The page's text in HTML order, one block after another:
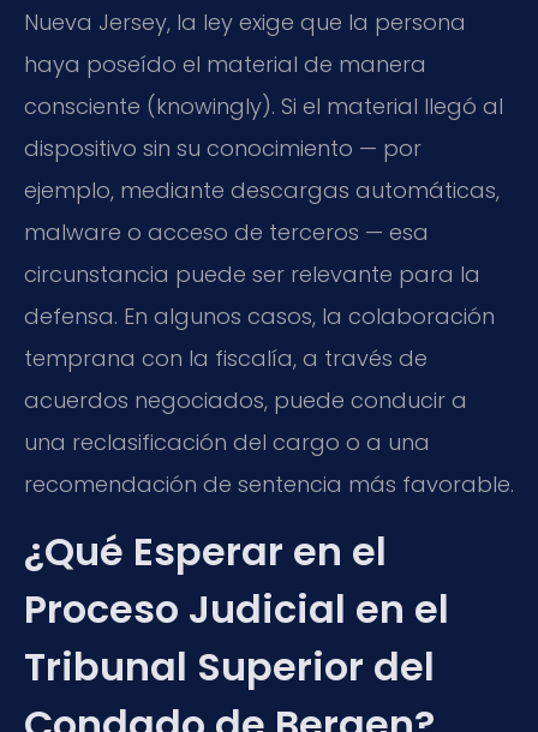
Nueva Jersey, la ley exige que la persona
haya poseído el material de manera
consciente (knowingly). Si el material llegó al
dispositivo sin su conocimiento — por
ejemplo, mediante descargas automáticas,
malware o acceso de terceros — esa
circunstancia puede ser relevante para la
defensa. En algunos casos, la colaboración
temprana con la fiscalía, a través de
acuerdos negociados, puede conducir a
una reclasificación del cargo o a una
recomendación de sentencia más favorable.
¿Qué Esperar en el
Proceso Judicial en el
Tribunal Superior del